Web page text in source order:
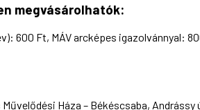
megvásárolhatók:
600 Ft, MÁV arcképes igazolvánnyal:
Háza – Békéscsaba, Andrássy